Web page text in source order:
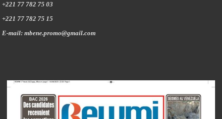
+221 77 782 75 03
+221 77 782 75 15
E-mail: mbene.promo@gmail.com